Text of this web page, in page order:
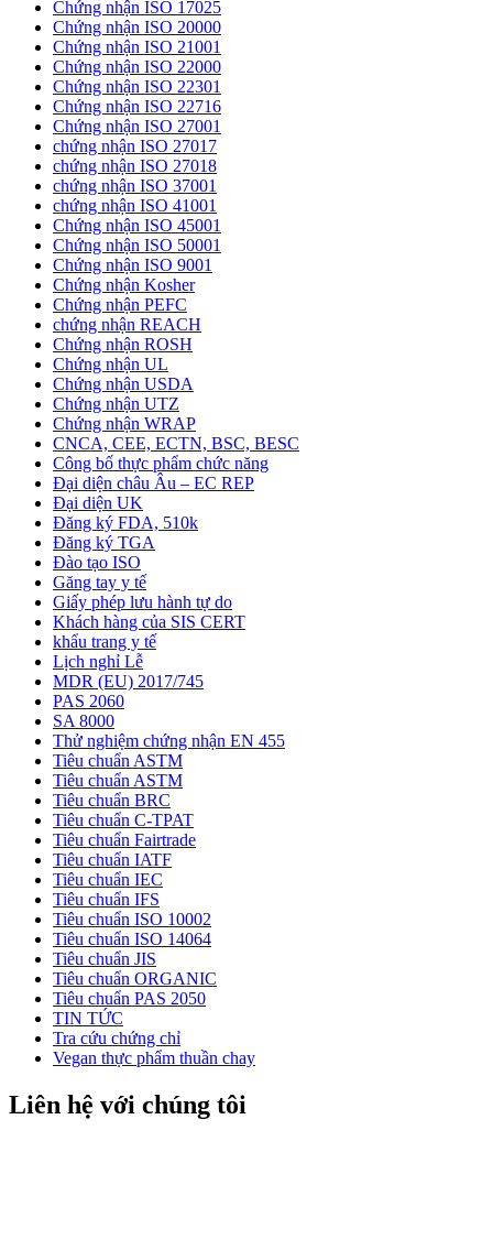
Chứng nhận ISO 17025
Chứng nhận ISO 20000
Chứng nhận ISO 21001
Chứng nhận ISO 22000
Chứng nhận ISO 22301
Chứng nhận ISO 22716
Chứng nhận ISO 27001
chứng nhận ISO 27017
chứng nhận ISO 27018
chứng nhận ISO 37001
chứng nhận ISO 41001
Chứng nhận ISO 45001
Chứng nhận ISO 50001
Chứng nhận ISO 9001
Chứng nhận Kosher
Chứng nhận PEFC
chứng nhận REACH
Chứng nhận ROSH
Chứng nhận UL
Chứng nhận USDA
Chứng nhận UTZ
Chứng nhận WRAP
CNCA, CEE, ECTN, BSC, BESC
Công bố thực phẩm chức năng
Đại diện châu Âu – EC REP
Đại diện UK
Đăng ký FDA, 510k
Đăng ký TGA
Đào tạo ISO
Găng tay y tế
Giấy phép lưu hành tự do
Khách hàng của SIS CERT
khẩu trang y tế
Lịch nghỉ Lễ
MDR (EU) 2017/745
PAS 2060
SA 8000
Thử nghiệm chứng nhận EN 455
Tiêu chuẩn ASTM
Tiêu chuẩn ASTM
Tiêu chuẩn BRC
Tiêu chuẩn C-TPAT
Tiêu chuẩn Fairtrade
Tiêu chuẩn IATF
Tiêu chuẩn IEC
Tiêu chuẩn IFS
Tiêu chuẩn ISO 10002
Tiêu chuẩn ISO 14064
Tiêu chuẩn JIS
Tiêu chuẩn ORGANIC
Tiêu chuẩn PAS 2050
TIN TỨC
Tra cứu chứng chỉ
Vegan thực phẩm thuần chay
Liên hệ với chúng tôi